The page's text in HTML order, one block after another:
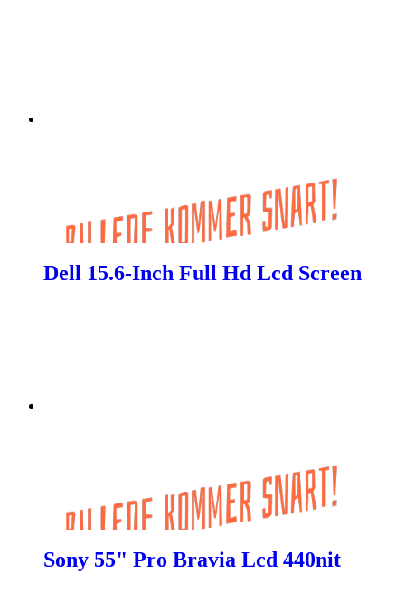
Dell 15.6-Inch Full Hd Lcd Screen
Sony 55" Pro Bravia Lcd 440nit